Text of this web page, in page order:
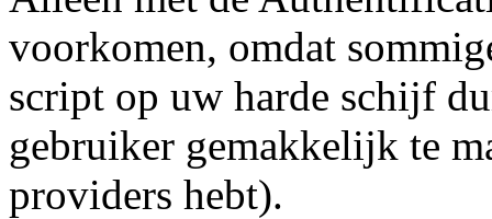
voorkomen, omdat
script op uw harde schijf
gebruiker gemakkelijk te
providers hebt).